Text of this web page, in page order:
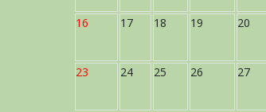
16 17 18 19 20
23 24 25 26 27